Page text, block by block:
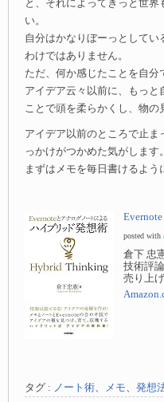
と、それによってきっと世
い。
自分はかなりぼーっとして
わけではありません。
ただ、何か感じたことを自分
アイデア云々以前に、もっ
ことで頭を柔らかくし、物
アイデア以前のところで止
っかけがつかめた気がします。
まずはメモを毎日書けるよう
posted with
倉下 忠
技術評
売り上
タグ : ノート術、 メモ、 発想